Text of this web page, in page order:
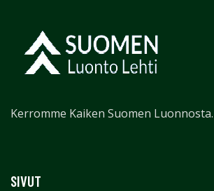
Kerromme Kaiken Suomen Luonnosta.
SIVUT